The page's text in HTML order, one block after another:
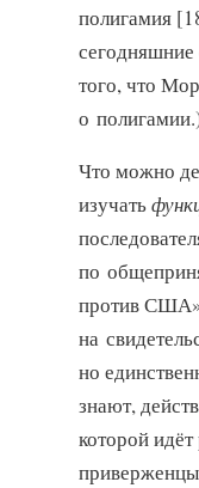
полигамия
того, что
о
Что можно
изучать
по
против
на
но
знают,
которой